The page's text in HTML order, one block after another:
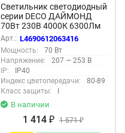
Светильник светодиодный
серии DECO ДАЙМОНД
70Вт 230В 4000К 6300Лм
510х70мм IN HOME
Арт.: L4690612063416
Мощность:
70 Вт
Напряжение:
207 — 253 В
IP:
IP40
Индекс цветопередачи:
80-89
Класс защиты:
I
В наличии
1 414 ₽ 1 571₽